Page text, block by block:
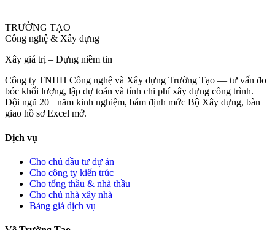
TRƯỜNG TẠO
Công nghệ & Xây dựng
Xây giá trị – Dựng niềm tin
Công ty TNHH Công nghệ và Xây dựng Trường Tạo — tư vấn đo
bóc khối lượng, lập dự toán và tính chi phí xây dựng công trình.
Đội ngũ 20+ năm kinh nghiệm, bám định mức Bộ Xây dựng, bàn
giao hồ sơ Excel mở.
Dịch vụ
Cho chủ đầu tư dự án
Cho công ty kiến trúc
Cho tổng thầu & nhà thầu
Cho chủ nhà xây nhà
Bảng giá dịch vụ